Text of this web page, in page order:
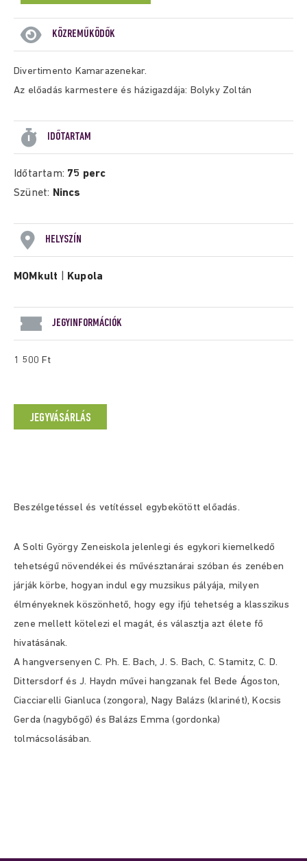
KÖZREMŰKÖDŐK
Divertimento Kamarazenekar.
Az előadás karmestere és házigazdája: Bolyky Zoltán
IDŐTARTAM
Időtartam: 75 perc
Szünet: Nincs
HELYSZÍN
MOMkult Kupola
JEGYINFORMÁCIÓK
1 500 Ft
JEGYVÁSÁRLÁS
Beszélgetéssel és vetítéssel egybekötött előadás.
A Solti György Zeneiskola jelenlegi és egykori kiemelkedő
tehetségű növendékei és művésztanárai szóban és zenében
járják körbe, hogyan indul egy muzsikus pályája, milyen
élményeknek köszönhető, hogy egy ifjú tehetség a klasszikus
zene mellett kötelezi el magát, és választja azt élete fő
hivatásának.
A hangversenyen C. Ph. E. Bach, J. S. Bach, C. Stamitz, C. D.
Dittersdorf és J. Haydn művei hangzanak fel Bede Ágoston,
Ciacciarelli Gianluca (zongora), Nagy Balázs (klarinét), Kocsis
Gerda (nagybőgő) és Balázs Emma (gordonka)
tolmácsolásában.